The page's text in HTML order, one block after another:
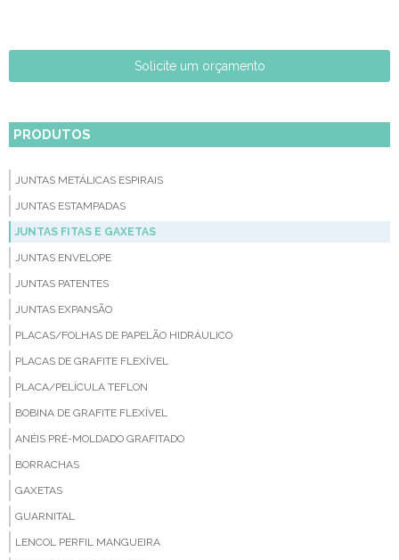
Solicite um orçamento
PRODUTOS
JUNTAS METÁLICAS ESPIRAIS
JUNTAS ESTAMPADAS
JUNTAS FITAS E GAXETAS
JUNTAS ENVELOPE
JUNTAS PATENTES
JUNTAS EXPANSÃO
PLACAS/FOLHAS DE PAPELÃO HIDRÁULICO
PLACAS DE GRAFITE FLEXÍVEL
PLACA/PELÍCULA TEFLON
BOBINA DE GRAFITE FLEXÍVEL
ANÉIS PRÉ-MOLDADO GRAFITADO
BORRACHAS
GAXETAS
GUARNITAL
LENCOL PERFIL MANGUEIRA